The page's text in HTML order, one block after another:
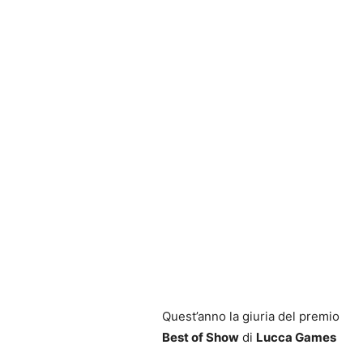
Quest’anno la giuria del premio
Best of Show di Lucca Games